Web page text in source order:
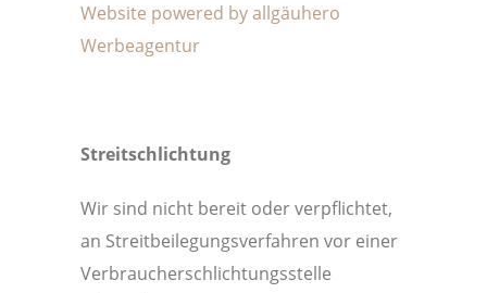
Website powered by allgäuhero
Werbeagentur
Streitschlichtung
Wir sind nicht bereit oder verpflichtet,
an Streitbeilegungsverfahren vor einer
Verbraucherschlichtungsstelle